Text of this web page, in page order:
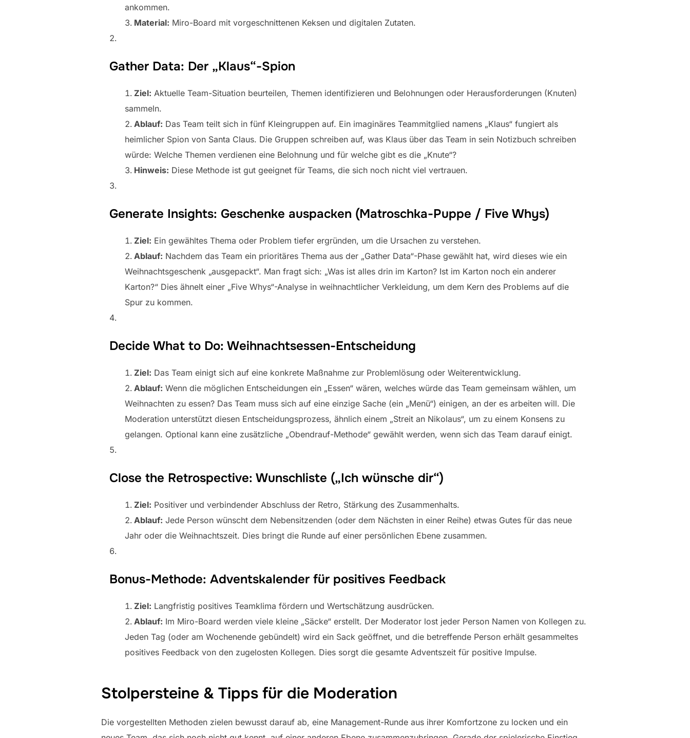
ankommen.
Material: Miro-Board mit vorgeschnittenen Keksen und digitalen Zutaten.
Gather Data: Der „Klaus“-Spion
Ziel: Aktuelle Team-Situation beurteilen, Themen identifizieren und Belohnungen oder Herausforderungen (Knuten)
sammeln.
Ablauf: Das Team teilt sich in fünf Kleingruppen auf. Ein imaginäres Teammitglied namens „Klaus“ fungiert als
heimlicher Spion von Santa Claus. Die Gruppen schreiben auf, was Klaus über das Team in sein Notizbuch schreiben
würde: Welche Themen verdienen eine Belohnung und für welche gibt es die „Knute“?
Hinweis: Diese Methode ist gut geeignet für Teams, die sich noch nicht viel vertrauen.
Generate Insights: Geschenke auspacken (Matroschka-Puppe / Five Whys)
Ziel: Ein gewähltes Thema oder Problem tiefer ergründen, um die Ursachen zu verstehen.
Ablauf: Nachdem das Team ein prioritäres Thema aus der „Gather Data“-Phase gewählt hat, wird dieses wie ein
Weihnachtsgeschenk „ausgepackt“. Man fragt sich: „Was ist alles drin im Karton? Ist im Karton noch ein anderer
Karton?“ Dies ähnelt einer „Five Whys“-Analyse in weihnachtlicher Verkleidung, um dem Kern des Problems auf die
Spur zu kommen.
Decide What to Do: Weihnachtsessen-Entscheidung
Ziel: Das Team einigt sich auf eine konkrete Maßnahme zur Problemlösung oder Weiterentwicklung.
Ablauf: Wenn die möglichen Entscheidungen ein „Essen“ wären, welches würde das Team gemeinsam wählen, um
Weihnachten zu essen? Das Team muss sich auf eine einzige Sache (ein „Menü“) einigen, an der es arbeiten will. Die
Moderation unterstützt diesen Entscheidungsprozess, ähnlich einem „Streit an Nikolaus“, um zu einem Konsens zu
gelangen. Optional kann eine zusätzliche „Obendrauf-Methode“ gewählt werden, wenn sich das Team darauf einigt.
Close the Retrospective: Wunschliste („Ich wünsche dir“)
Ziel: Positiver und verbindender Abschluss der Retro, Stärkung des Zusammenhalts.
Ablauf: Jede Person wünscht dem Nebensitzenden (oder dem Nächsten in einer Reihe) etwas Gutes für das neue
Jahr oder die Weihnachtszeit. Dies bringt die Runde auf einer persönlichen Ebene zusammen.
Bonus-Methode: Adventskalender für positives Feedback
Ziel: Langfristig positives Teamklima fördern und Wertschätzung ausdrücken.
Ablauf: Im Miro-Board werden viele kleine „Säcke“ erstellt. Der Moderator lost jeder Person Namen von Kollegen zu.
Jeden Tag (oder am Wochenende gebündelt) wird ein Sack geöffnet, und die betreffende Person erhält gesammeltes
positives Feedback von den zugelosten Kollegen. Dies sorgt die gesamte Adventszeit für positive Impulse.
Stolpersteine & Tipps für die Moderation
Die vorgestellten Methoden zielen bewusst darauf ab, eine Management-Runde aus ihrer Komfortzone zu locken und ein